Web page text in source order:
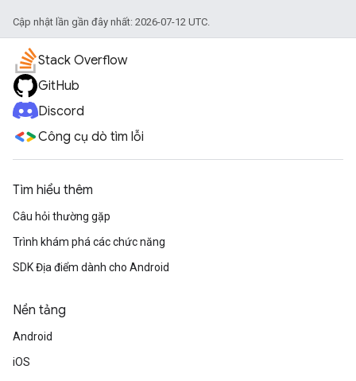
Cập nhật lần gần đây nhất: 2026-07-12 UTC.
Stack Overflow
GitHub
Discord
Công cụ dò tìm lỗi
Tìm hiểu thêm
Câu hỏi thường gặp
Trình khám phá các chức năng
SDK Địa điểm dành cho Android
Nền tảng
Android
iOS